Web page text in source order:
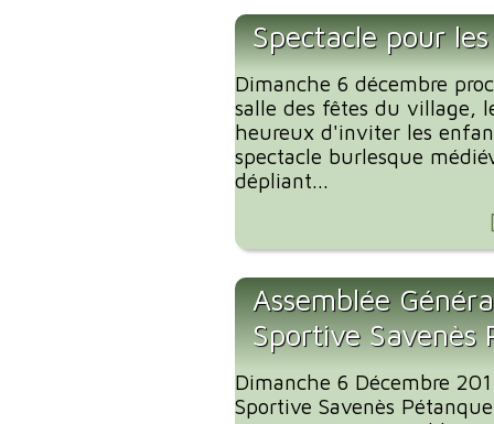
Spectacle pour
Dimanche 6 décembre
salle des fêtes du village,
heureux d'inviter les
spectacle burlesque
dépliant...
Assemblée
Sportive Savenès
Dimanche 6 Décembre
Sportive Savenès